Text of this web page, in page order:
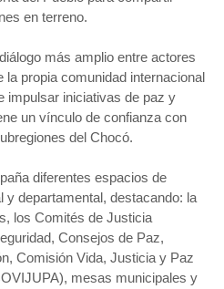
en terreno.
más amplio entre actores
propia comunidad internacional
impulsar iniciativas de paz y
un vínculo de confianza con
del Chocó.
diferentes espacios de
y departamental, destacando: la
los Comités de Justicia
Consejos de Paz,
Comisión Vida, Justicia y Paz
mesas municipales y